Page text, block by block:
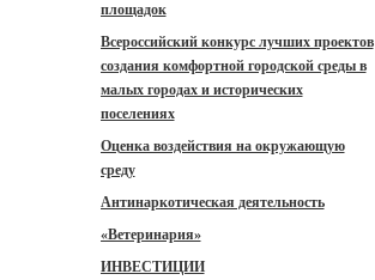
площадок
Всероссийский конкурс лучших проектов
создания комфортной городской среды в
малых городах и исторических
поселениях
Оценка воздействия на окружающую
среду
Антинаркотическая деятельность
«Ветеринария»
ИНВЕСТИЦИИ